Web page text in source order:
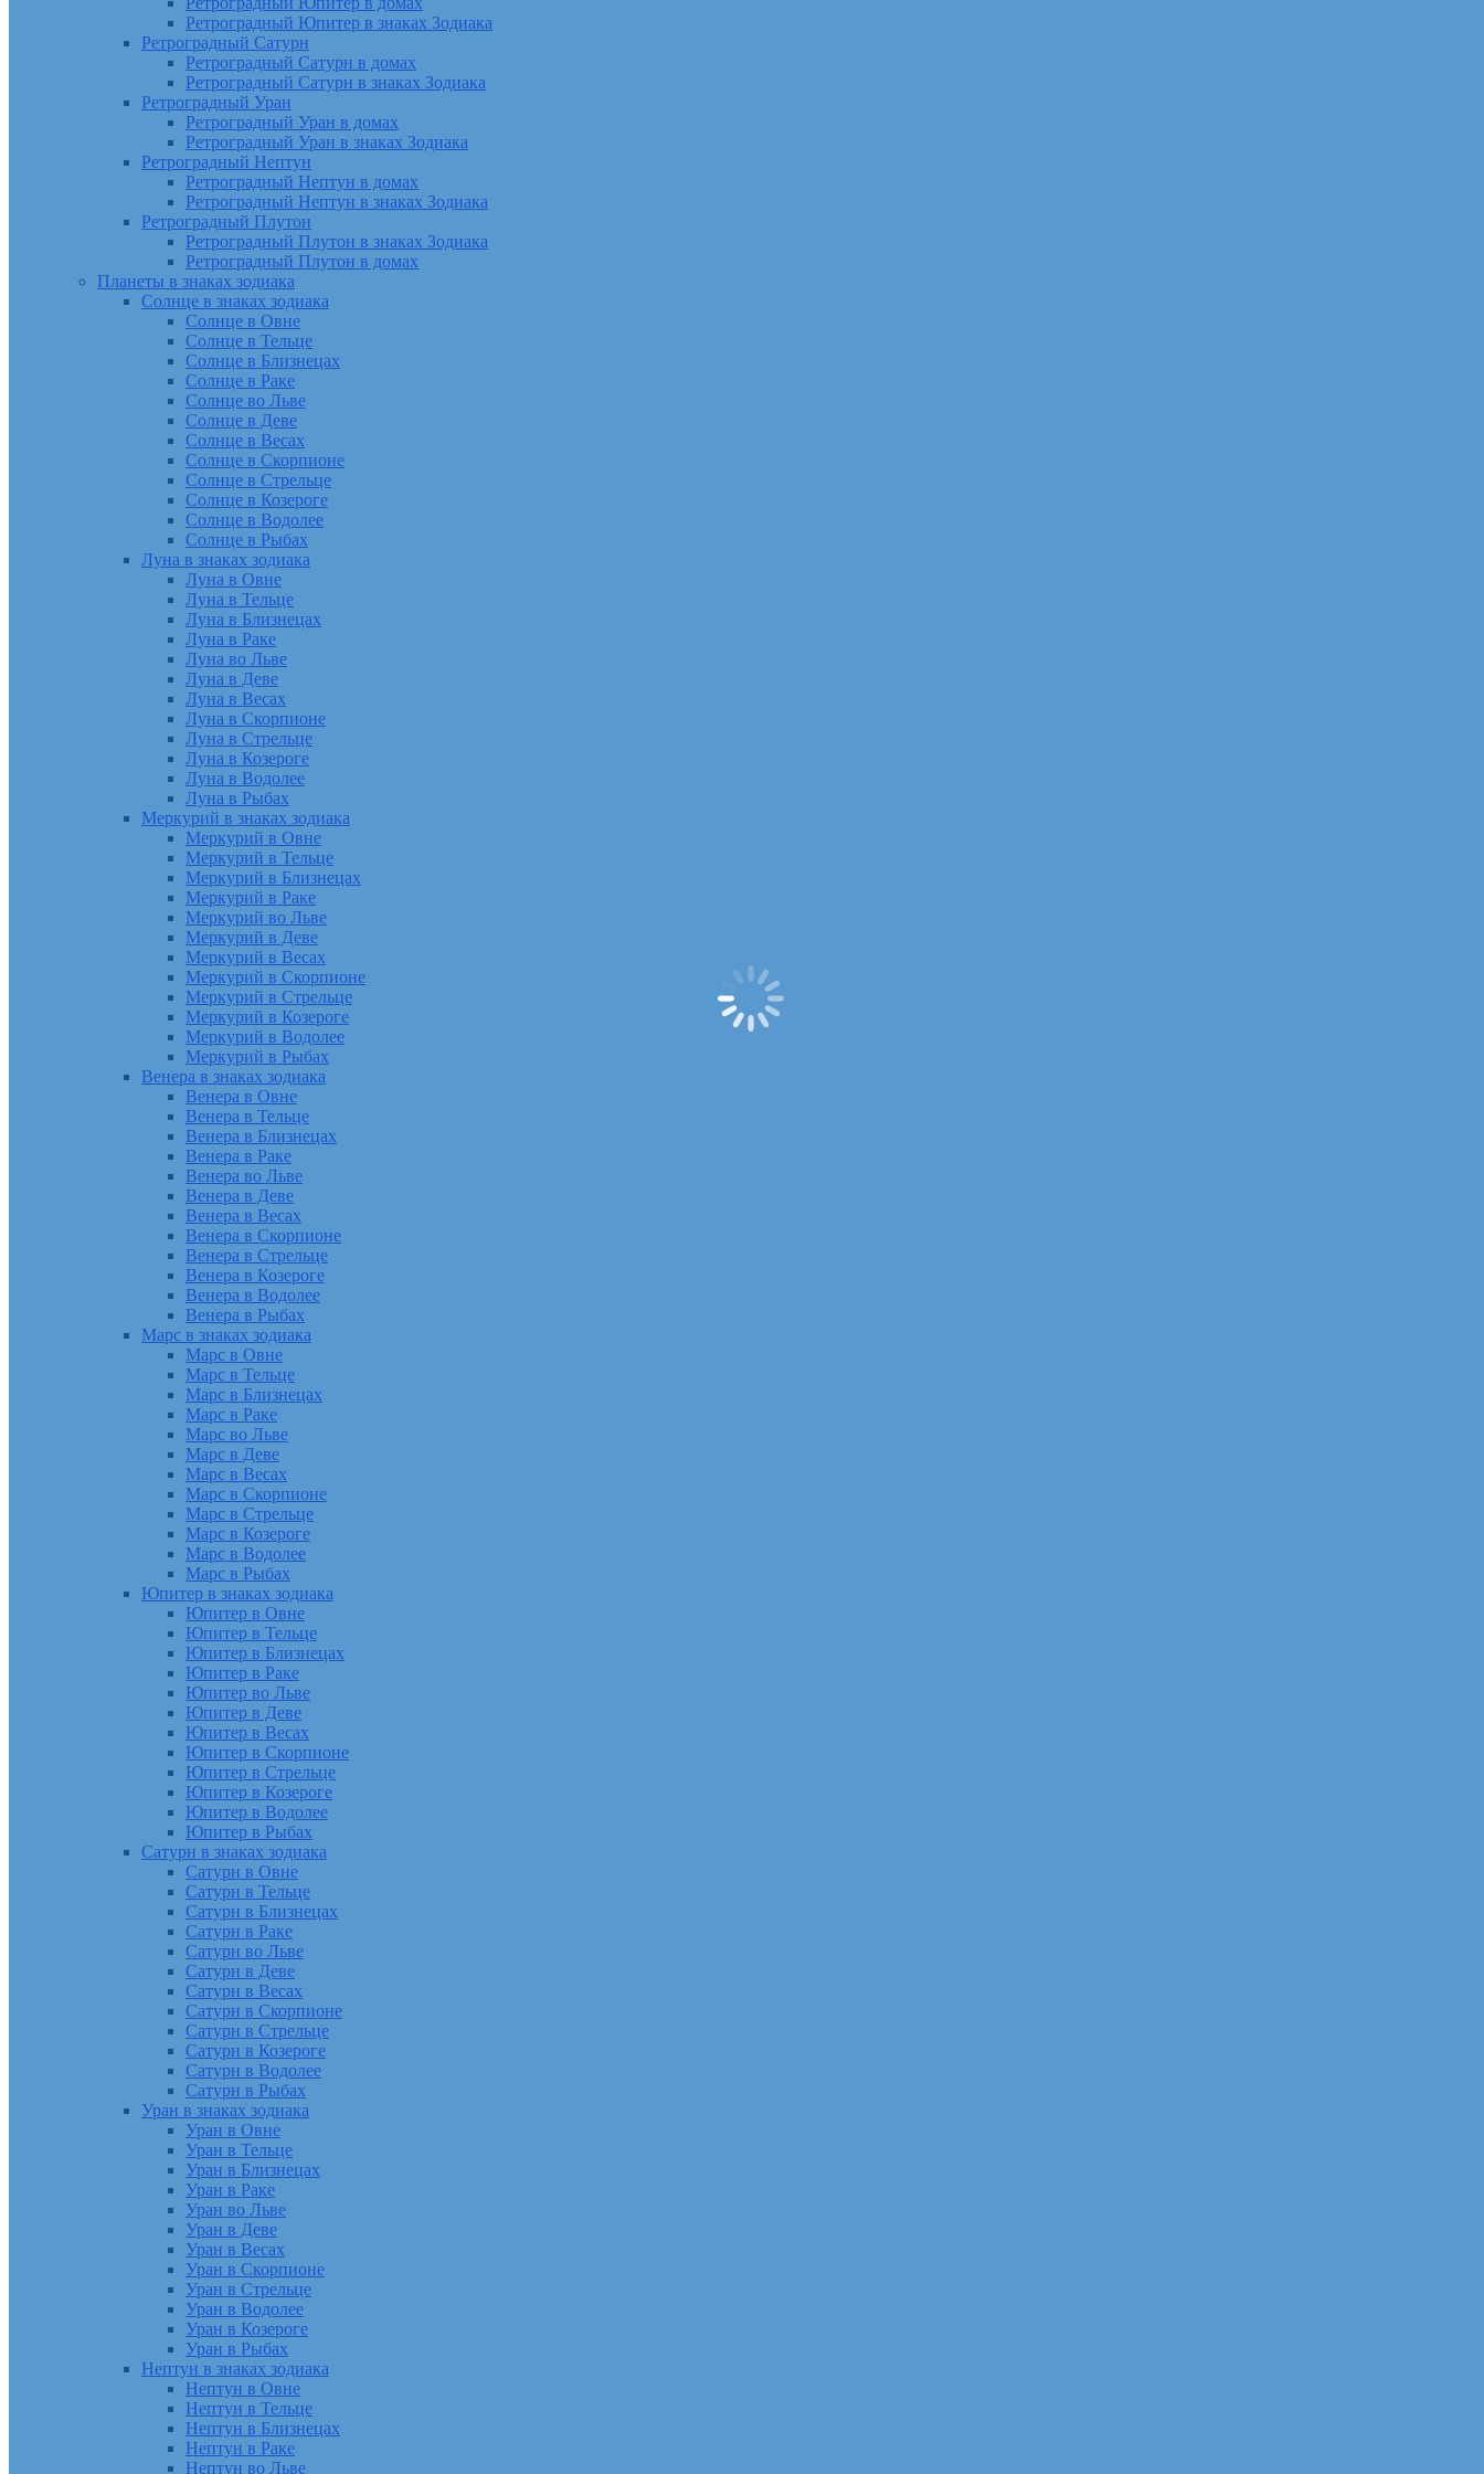
Ретроградный Юпитер в знаках Зодиака
Ретроградный Сатурн
Ретроградный Сатурн в домах
Ретроградный Сатурн в знаках Зодиака
Ретроградный Уран
Ретроградный Уран в домах
Ретроградный Уран в знаках Зодиака
Ретроградный Нептун
Ретроградный Нептун в домах
Ретроградный Нептун в знаках Зодиака
Ретроградный Плутон
Ретроградный Плутон в знаках Зодиака
Ретроградный Плутон в домах
Планеты в знаках зодиака
Солнце в знаках зодиака
Солнце в Овне
Солнце в Тельце
Солнце в Близнецах
Солнце в Раке
Солнце во Льве
Солнце в Деве
Солнце в Весах
Солнце в Скорпионе
Солнце в Стрельце
Солнце в Козероге
Солнце в Водолее
Солнце в Рыбах
Луна в знаках зодиака
Луна в Овне
Луна в Тельце
Луна в Близнецах
Луна в Раке
Луна во Льве
Луна в Деве
Луна в Весах
Луна в Скорпионе
Луна в Стрельце
Луна в Козероге
Луна в Водолее
Луна в Рыбах
Меркурий в знаках зодиака
Меркурий в Овне
Меркурий в Тельце
Меркурий в Близнецах
Меркурий в Раке
Меркурий во Льве
Меркурий в Деве
Меркурий в Весах
Меркурий в Скорпионе
Меркурий в Стрельце
Меркурий в Козероге
Меркурий в Водолее
Меркурий в Рыбах
Венера в знаках зодиака
Венера в Овне
Венера в Тельце
Венера в Близнецах
Венера в Раке
Венера во Льве
Венера в Деве
Венера в Весах
Венера в Скорпионе
Венера в Стрельце
Венера в Козероге
Венера в Водолее
Венера в Рыбах
Марс в знаках зодиака
Марс в Овне
Марс в Тельце
Марс в Близнецах
Марс в Раке
Марс во Льве
Марс в Деве
Марс в Весах
Марс в Скорпионе
Марс в Стрельце
Марс в Козероге
Марс в Водолее
Марс в Рыбах
Юпитер в знаках зодиака
Юпитер в Овне
Юпитер в Тельце
Юпитер в Близнецах
Юпитер в Раке
Юпитер во Льве
Юпитер в Деве
Юпитер в Весах
Юпитер в Скорпионе
Юпитер в Стрельце
Юпитер в Козероге
Юпитер в Водолее
Юпитер в Рыбах
Сатурн в знаках зодиака
Сатурн в Овне
Сатурн в Тельце
Сатурн в Близнецах
Сатурн в Раке
Сатурн во Льве
Сатурн в Деве
Сатурн в Весах
Сатурн в Скорпионе
Сатурн в Стрельце
Сатурн в Козероге
Сатурн в Водолее
Сатурн в Рыбах
Уран в знаках зодиака
Уран в Овне
Уран в Тельце
Уран в Близнецах
Уран в Раке
Уран во Льве
Уран в Деве
Уран в Весах
Уран в Скорпионе
Уран в Стрельце
Уран в Водолее
Уран в Козероге
Уран в Рыбах
Нептун в знаках зодиака
Нептун в Овне
Нептун в Тельце
Нептун в Близнецах
Нептун в Раке
Нептун во Льве